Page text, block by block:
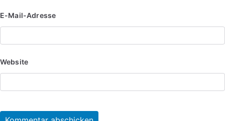
E-Mail-Adresse
Website